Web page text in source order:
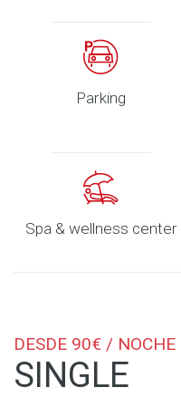
Parking
Spa & wellness center
DESDE 90€ / NOCHE
SINGLE